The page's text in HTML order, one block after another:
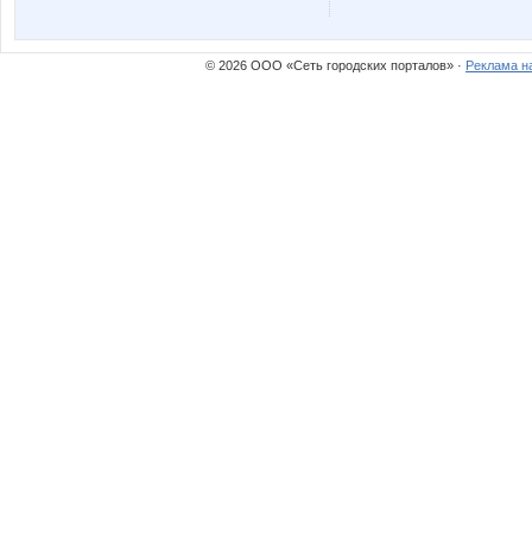
© 2026 ООО «Сеть городских порталов» · Реклама